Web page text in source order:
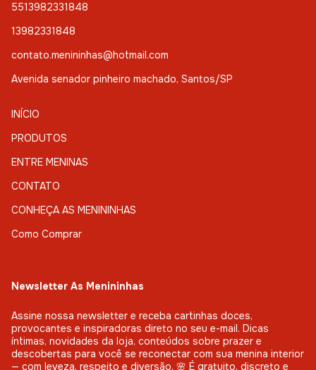
5513982331848
13982331848
contato.menininhas@hotmail.com
Avenida senador pinheiro machado, Santos/SP
INÍCIO
PRODUTOS
ENTRE MENINAS
CONTATO
CONHEÇA AS MENININHAS
Como Comprar
Newsletter As Menininhas
Assine nossa newsletter e receba cartinhas doces,
provocantes e inspiradoras direto no seu e-mail. Dicas
íntimas, novidades da loja, conteúdos sobre prazer e
descobertas para você se reconectar com sua menina interior
— com leveza, respeito e diversão. 🌸 É gratuito, discreto e